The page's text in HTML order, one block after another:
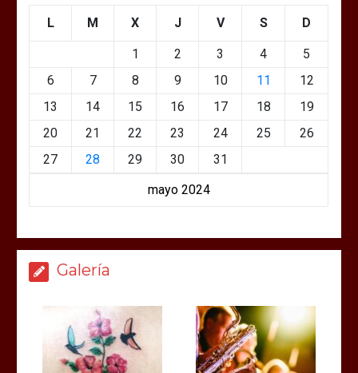
mayo 2024
L M X J V S D
1 2 3 4
5
6
7 8 9 10 11
12
13
14 15 16 17 18
19
20
21 22 23 24 25
26
27
28 29 30 31
Galería